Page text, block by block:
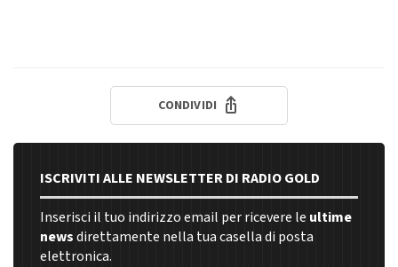
CONDIVIDI
ISCRIVITI ALLE NEWSLETTER DI RADIO GOLD
Inserisci il tuo indirizzo email per ricevere le ultime
newsdirettamente nella tua casella di posta
elettronica.